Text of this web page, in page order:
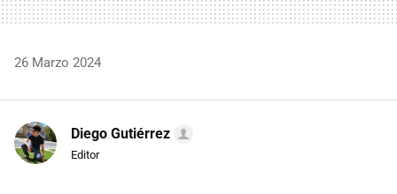
26 Marzo 2024
Diego Gutiérrez
Editor